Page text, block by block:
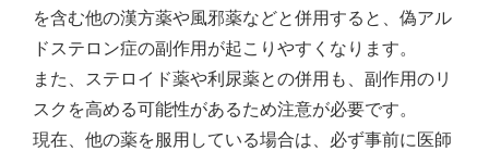
を含む他の漢方薬や風邪薬などと併用すると、偽アル
ドステロン症の副作用が起こりやすくなります。
また、ステロイド薬や利尿薬との併用も、副作用のリ
スクを高める可能性があるため注意が必要です。
現在、他の薬を服用している場合は、必ず事前に医師